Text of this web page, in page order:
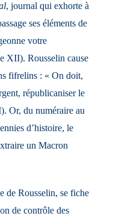
, journal qui exhorte à
ses éléments de
votre
XII). Rousselin cause
fifrelins : « On doit,
républicaniser le
Or, du numéraire au
d’histoire, le
un Macron
de Rousselin, se fiche
de contrôle des